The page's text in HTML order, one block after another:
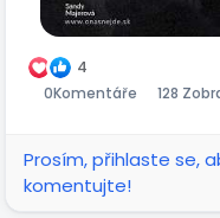
4
0Komentáře 128
Prosím, přihlaste se,
komentujte!